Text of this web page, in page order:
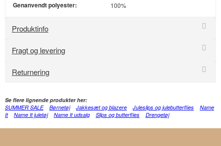
Genanvendt polyester: 100%
Produktinfo
Fragt og levering
Returnering
Se flere lignende produkter her:
SUMMER SALE
Børnetøj Jakkesæt og blazere Juleslips og julebutterflies
Name
It
Name It juletøj Name It udsalg Slips og butterflies Drengetøj